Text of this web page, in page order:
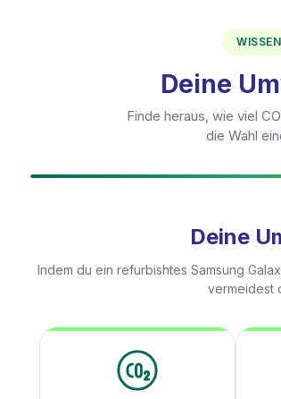
Deine
Finde heraus, wie viel
die Wahl
Deine
Indem du ein refurbishtes Samsung
vermeidest